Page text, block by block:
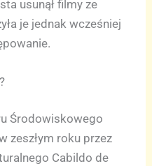
usunął filmy ze
je jednak wcześniej
Środowiskowego
zeszłym roku przez
Cabildo de